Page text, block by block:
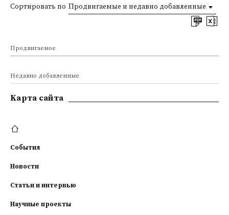
Сортировать по Продвигаемые и недавно добавленные
Продвигаемое
Недавно добавленные
Kарта сайта
События
Новости
Статьи и интервью
Научные проекты